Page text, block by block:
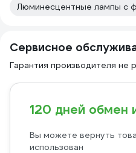
Люминесцентные лампы с
Сервисное
Гарантия производителя не
120 дней обмен
Вы можете вернуть
использован